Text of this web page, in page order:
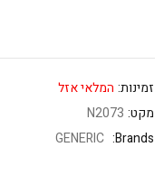
זמינות: המלאי אזל
מקט: N2073
Brands:
GENERIC